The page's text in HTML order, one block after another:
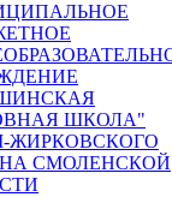
ШКОЛА"
ЖИРКОВСКОГО
СМОЛЕНСКОЙ